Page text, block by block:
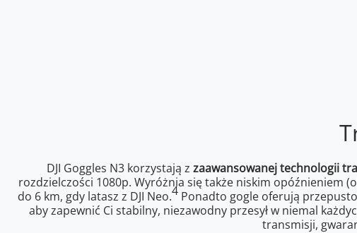
DJI Goggles N3 korzystają z zaawansowanej technologii
rozdzielczości 1080p. Wyróżnia się także niskim opóźnieniem
do 6 km, gdy latasz z DJI Neo.4 Ponadto gogle oferują
aby zapewnić Ci stabilny, niezawodny przesył w niemal
transmisji,